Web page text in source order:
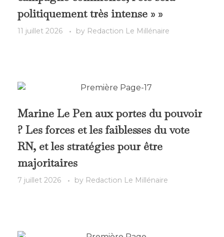
politiquement très intense » »
11 juillet 2026 by Redaction Le Millénaire
Marine Le Pen aux portes du pouvoir
? Les forces et les faiblesses du vote
RN, et les stratégies pour être
majoritaires
7 juillet 2026 by Redaction Le Millénaire